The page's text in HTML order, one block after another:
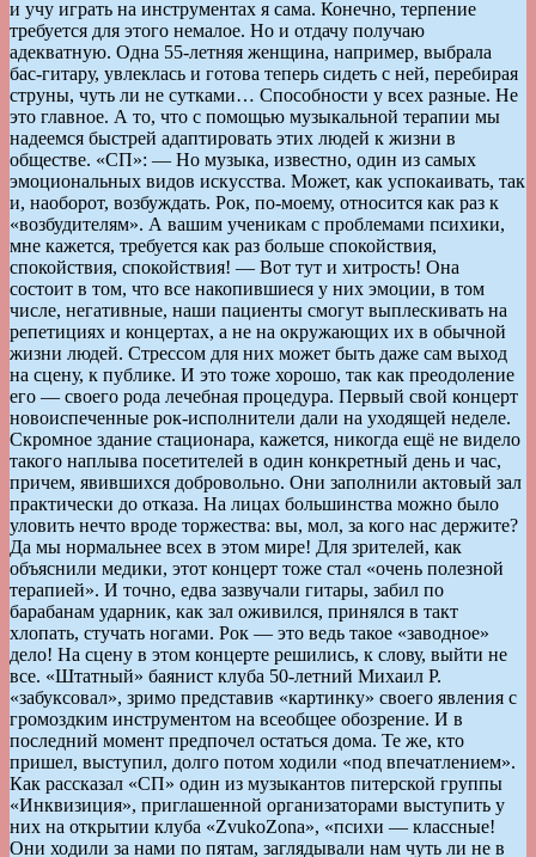
и учу играть на инструментах я сама. Конечно, терпение
требуется для этого немалое. Но и отдачу получаю
адекватную. Одна 55-летняя женщина, например, выбрала
бас-гитару, увлеклась и готова теперь сидеть с ней, перебирая
струны, чуть ли не сутками… Способности у всех разные. Не
это главное. А то, что с помощью музыкальной терапии мы
надеемся быстрей адаптировать этих людей к жизни в
обществе. «СП»: — Но музыка, известно, один из самых
эмоциональных видов искусства. Может, как успокаивать, так
и, наоборот, возбуждать. Рок, по-моему, относится как раз к
«возбудителям». А вашим ученикам с проблемами психики,
мне кажется, требуется как раз больше спокойствия,
спокойствия, спокойствия! — Вот тут и хитрость! Она
состоит в том, что все накопившиеся у них эмоции, в том
числе, негативные, наши пациенты смогут выплескивать на
репетициях и концертах, а не на окружающих их в обычной
жизни людей. Стрессом для них может быть даже сам выход
на сцену, к публике. И это тоже хорошо, так как преодоление
его — своего рода лечебная процедура. Первый свой концерт
новоиспеченные рок-исполнители дали на уходящей неделе.
Скромное здание стационара, кажется, никогда ещё не видело
такого наплыва посетителей в один конкретный день и час,
причем, явившихся добровольно. Они заполнили актовый зал
практически до отказа. На лицах большинства можно было
уловить нечто вроде торжества: вы, мол, за кого нас держите?
Да мы нормальнее всех в этом мире! Для зрителей, как
объяснили медики, этот концерт тоже стал «очень полезной
терапией». И точно, едва зазвучали гитары, забил по
барабанам ударник, как зал оживился, принялся в такт
хлопать, стучать ногами. Рок — это ведь такое «заводное»
дело! На сцену в этом концерте решились, к слову, выйти не
все. «Штатный» баянист клуба 50-летний Михаил Р.
«забуксовал», зримо представив «картинку» своего явления с
громоздким инструментом на всеобщее обозрение. И в
последний момент предпочел остаться дома. Те же, кто
пришел, выступил, долго потом ходили «под впечатлением».
Как рассказал «СП» один из музыкантов питерской группы
«Инквизиция», приглашенной организаторами выступить у
них на открытии клуба «ZvukoZona», «психи — классные!
Они ходили за нами по пятам, заглядывали нам чуть ли не в